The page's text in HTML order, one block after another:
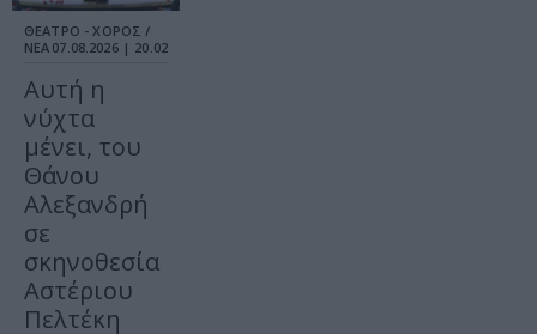
ΘΕΑΤΡΟ - ΧΟΡΟΣ /
ΝΕΑ 07.08.2026 | 20.02
Αυτή η
νύχτα
μένει, του
Θάνου
Αλεξανδρή
σε
σκηνοθεσία
Αστέριου
Πελτέκη